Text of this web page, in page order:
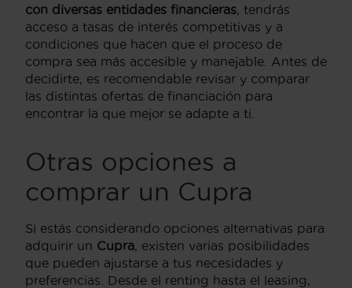
con diversas entidades financieras , tendrás
acceso a tasas de interés competitivas y a
condiciones que hacen que el proceso de
compra sea más accesible y manejable. Antes de
decidirte, es recomendable revisar y comparar
las distintas ofertas de financiación para
encontrar la que mejor se adapte a ti.
Otras opciones a
comprar un Cupra
Si estás considerando opciones alternativas para
adquirir un Cupra , existen varias posibilidades
que pueden ajustarse a tus necesidades y
preferencias. Desde el renting hasta el leasing,